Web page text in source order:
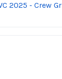
2025 - Crew